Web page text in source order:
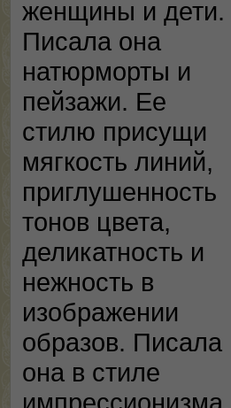
женщины и дети.
Писала она
натюрморты и
пейзажи. Ее
стилю присущи
мягкость линий,
приглушенность
тонов цвета,
деликатность и
нежность в
изображении
образов. Писала
она в стиле